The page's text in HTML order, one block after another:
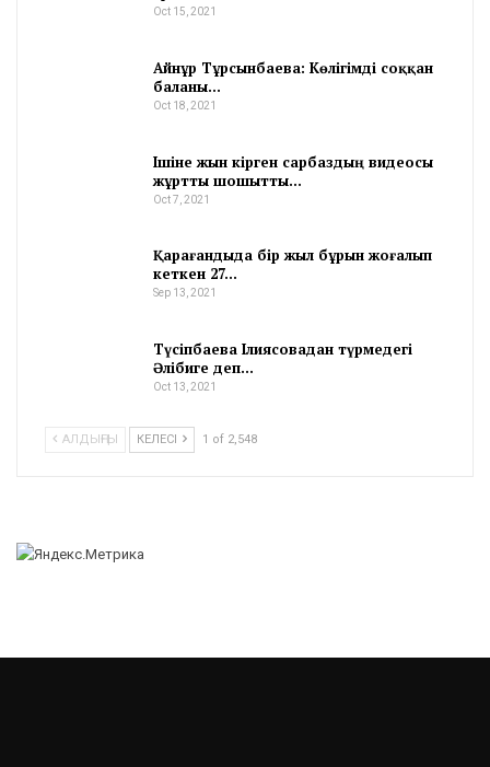
Oct 15, 2021
Айнұр Тұрсынбаева: Көлігімді соққан
баланы…
Oct 18, 2021
Ішіне жын кірген сарбаздың видеосы
жұртты шошытты…
Oct 7, 2021
Қарағандыда бір жыл бұрын жоғалып
кеткен 27…
Sep 13, 2021
Түсіпбаева Ілиясовадан түрмедегі
Әлібиге деп…
Oct 13, 2021
АЛДЫҢҒЫ КЕЛЕСІ 1 of 2,548